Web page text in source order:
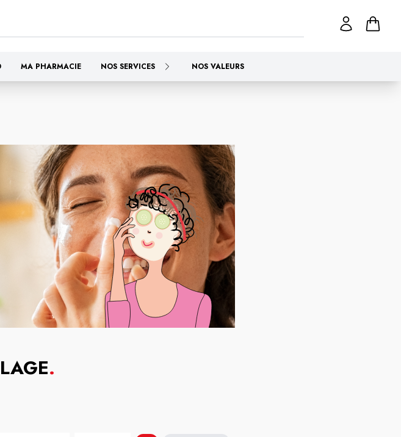
MA PHARMACIE NOS SERVICES NOS VALEURS
.